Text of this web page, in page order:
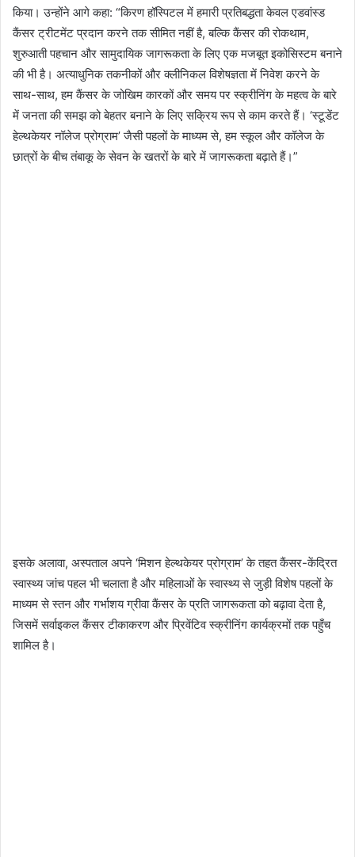
किया। उन्होंने आगे कहा: “किरण हॉस्पिटल में हमारी प्रतिबद्धता केवल एडवांस्ड
कैंसर ट्रीटमेंट प्रदान करने तक सीमित नहीं है, बल्कि कैंसर की रोकथाम,
शुरुआती पहचान और सामुदायिक जागरूकता के लिए एक मजबूत इकोसिस्टम बनाने
की भी है। अत्याधुनिक तकनीकों और क्लीनिकल विशेषज्ञता में निवेश करने के
साथ-साथ, हम कैंसर के जोखिम कारकों और समय पर स्क्रीनिंग के महत्व के बारे
में जनता की समझ को बेहतर बनाने के लिए सक्रिय रूप से काम करते हैं। ‘स्टूडेंट
हेल्थकेयर नॉलेज प्रोग्राम’ जैसी पहलों के माध्यम से, हम स्कूल और कॉलेज के
छात्रों के बीच तंबाकू के सेवन के खतरों के बारे में जागरूकता बढ़ाते हैं।”
इसके अलावा, अस्पताल अपने ‘मिशन हेल्थकेयर प्रोग्राम’ के तहत कैंसर-केंद्रित
स्वास्थ्य जांच पहल भी चलाता है और महिलाओं के स्वास्थ्य से जुड़ी विशेष पहलों के
माध्यम से स्तन और गर्भाशय ग्रीवा कैंसर के प्रति जागरूकता को बढ़ावा देता है,
जिसमें सर्वाइकल कैंसर टीकाकरण और प्रिवेंटिव स्क्रीनिंग कार्यक्रमों तक पहुँच
शामिल है।